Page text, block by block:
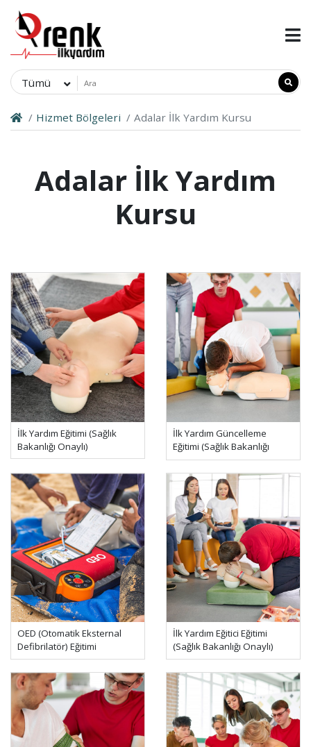
Tümü
Hizmet Bölgeleri Adalar İlk Yardım Kursu
Adalar İlk Yardım
Kursu
İlk Yardım Eğitimi (Sağlık
Bakanlığı Onaylı)
İlk Yardım Güncelleme
Eğitimi (Sağlık Bakanlığı
Onaylı)
OED (Otomatik Eksternal
Defibrilatör) Eğitimi
İlk Yardım Eğitici Eğitimi
(Sağlık Bakanlığı Onaylı)